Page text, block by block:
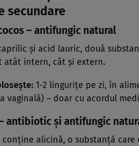
secundare
– antifungic natural
și acid lauric, două
atât intern, cât și extern.
1-2 lingurițe pe zi, în
vaginală) – doar cu acordul
antibiotic și antifungic
conține alicină, o substanță